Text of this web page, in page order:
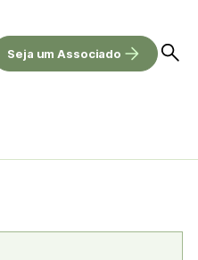
Seja um Associado